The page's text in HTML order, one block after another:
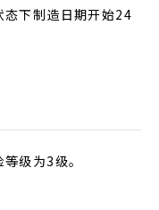
下制造日期开始24
级为3级。